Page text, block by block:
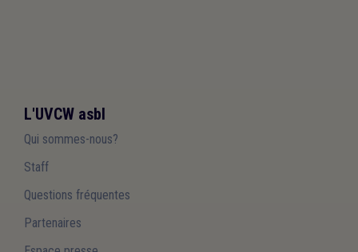
L'UVCW asbl
Qui sommes-nous?
Staff
Questions fréquentes
Partenaires